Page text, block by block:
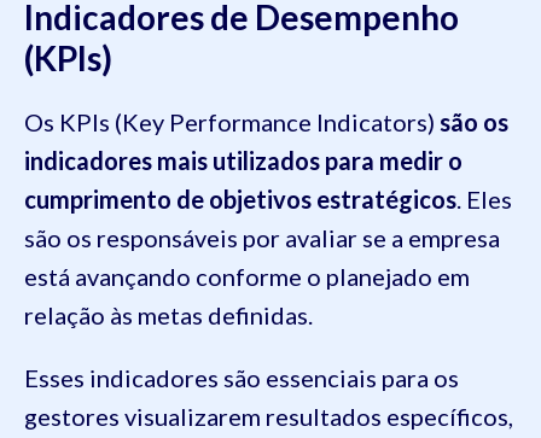
Indicadores de Desempenho
(KPIs)
Os KPIs (Key Performance Indicators) são os
indicadores mais utilizados para medir o
cumprimento de objetivos estratégicos . Eles
são os responsáveis por avaliar se a empresa
está avançando conforme o planejado em
relação às metas definidas.
Esses indicadores são essenciais para os
gestores visualizarem resultados específicos,